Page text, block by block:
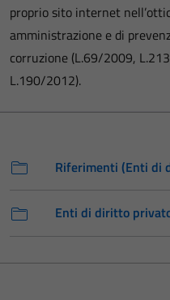
proprio sito internet
amministrazione e di
corruzione (L.69/2009,
L.190/2012).
Riferimenti (Enti di
Enti di diritto